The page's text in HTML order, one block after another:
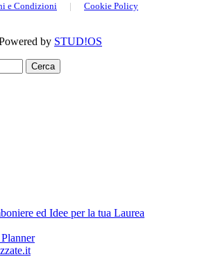
e Condizioni | Cookie Policy
by STUD!OS
Cerca
ed Idee per la tua Laurea